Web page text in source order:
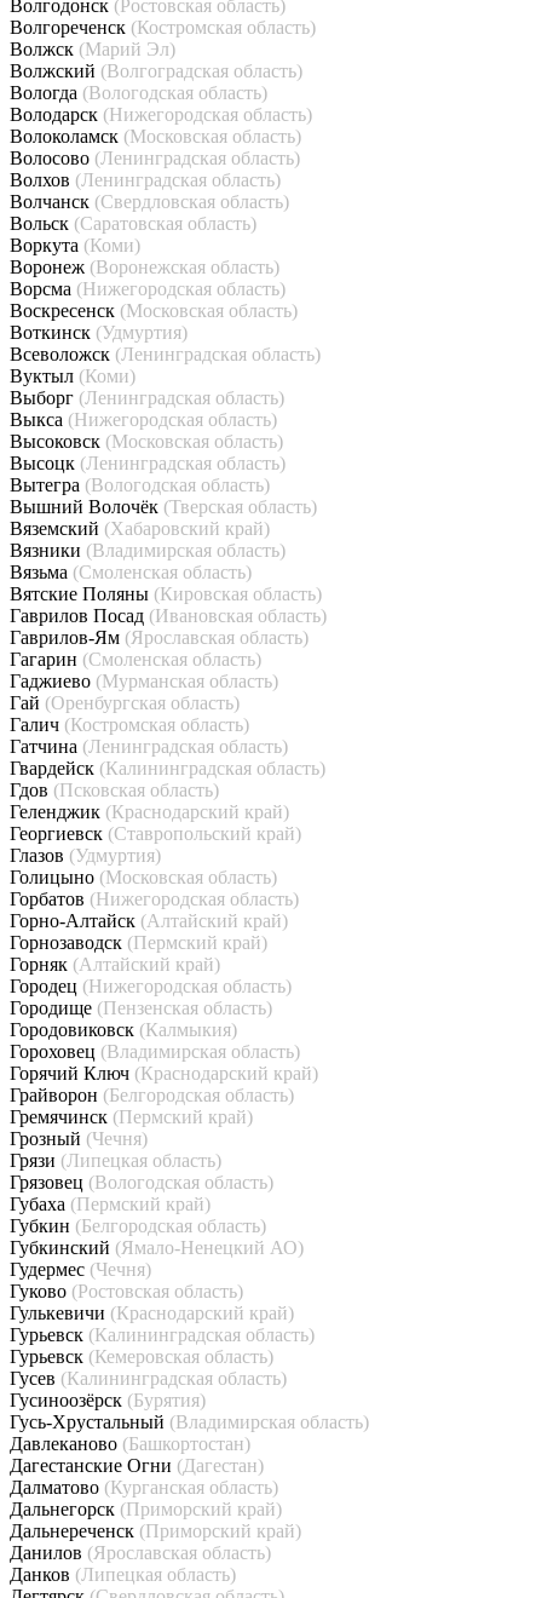
Волгодонск (Ростовская область)
Волгореченск (Костромская область)
Волжск (Марий Эл)
Волжский (Волгоградская область)
Вологда (Вологодская область)
Володарск (Нижегородская область)
Волоколамск (Московская область)
Волосово (Ленинградская область)
Волхов (Ленинградская область)
Волчанск (Свердловская область)
Вольск (Саратовская область)
Воркута (Коми)
Воронеж (Воронежская область)
Ворсма (Нижегородская область)
Воскресенск (Московская область)
Воткинск (Удмуртия)
Всеволожск (Ленинградская область)
Вуктыл (Коми)
Выборг (Ленинградская область)
Выкса (Нижегородская область)
Высоковск (Московская область)
Высоцк (Ленинградская область)
Вытегра (Вологодская область)
Вышний Волочёк (Тверская область)
Вяземский (Хабаровский край)
Вязники (Владимирская область)
Вязьма (Смоленская область)
Вятские Поляны (Кировская область)
Гаврилов Посад (Ивановская область)
Гаврилов-Ям (Ярославская область)
Гагарин (Смоленская область)
Гаджиево (Мурманская область)
Гай (Оренбургская область)
Галич (Костромская область)
Гатчина (Ленинградская область)
Гвардейск (Калининградская область)
Гдов (Псковская область)
Геленджик (Краснодарский край)
Георгиевск (Ставропольский край)
Глазов (Удмуртия)
Голицыно (Московская область)
Горбатов (Нижегородская область)
Горно-Алтайск (Алтайский край)
Горнозаводск (Пермский край)
Горняк (Алтайский край)
Городец (Нижегородская область)
Городище (Пензенская область)
Городовиковск (Калмыкия)
Гороховец (Владимирская область)
Горячий Ключ (Краснодарский край)
Грайворон (Белгородская область)
Гремячинск (Пермский край)
Грозный (Чечня)
Грязи (Липецкая область)
Грязовец (Вологодская область)
Губаха (Пермский край)
Губкин (Белгородская область)
Губкинский (Ямало-Ненецкий АО)
Гудермес (Чечня)
Гуково (Ростовская область)
Гулькевичи (Краснодарский край)
Гурьевск (Калининградская область)
Гурьевск (Кемеровская область)
Гусев (Калининградская область)
Гусиноозёрск (Бурятия)
Гусь-Хрустальный (Владимирская область)
Давлеканово (Башкортостан)
Дагестанские Огни (Дагестан)
Далматово (Курганская область)
Дальнегорск (Приморский край)
Дальнереченск (Приморский край)
Данилов (Ярославская область)
Данков (Липецкая область)